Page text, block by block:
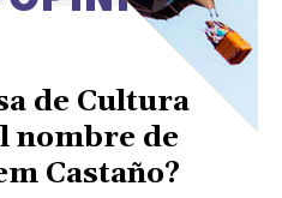
de Cultura
nombre de
Castaño?